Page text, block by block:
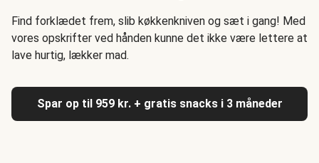
Find forklædet frem, slib køkkenkniven og sæt i gang! Med
vores opskrifter ved hånden kunne det ikke være lettere at
lave hurtig, lækker mad.
Spar op til 959 kr. + gratis snacks i 3 måneder